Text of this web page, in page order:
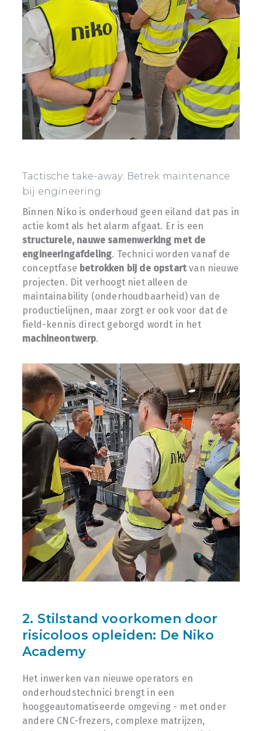
Tactische take-away: Betrek maintenance
bij engineering
Binnen Niko is onderhoud geen eiland dat pas in
actie komt als het alarm afgaat. Er is een
structurele, nauwe samenwerking met de
engineeringafdeling. Technici worden vanaf de
conceptfase betrokken bij de opstartvan nieuwe
projecten. Dit verhoogt niet alleen de
maintainability (onderhoudbaarheid) van de
productielijnen, maar zorgt er ook voor dat de
field-kennis direct geborgd wordt in het
machineontwerp.
2. Stilstand voorkomen door
risicoloos opleiden: De Niko
Academy
Het inwerken van nieuwe operators en
onderhoudstechnici brengt in een
hooggeautomatiseerde omgeving - met onder
andere CNC-frezers, complexe matrijzen,